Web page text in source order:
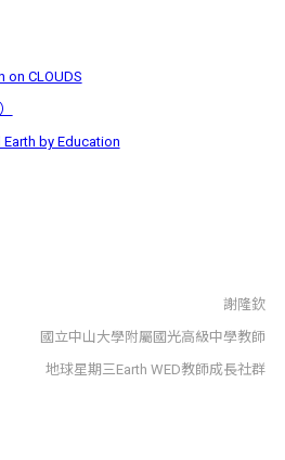
on CLOUDS
by Education
謝隆欽
國立中山大學附屬國光高級中學教師
地球星期三Earth WED教師成長社群